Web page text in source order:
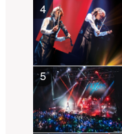
4
5